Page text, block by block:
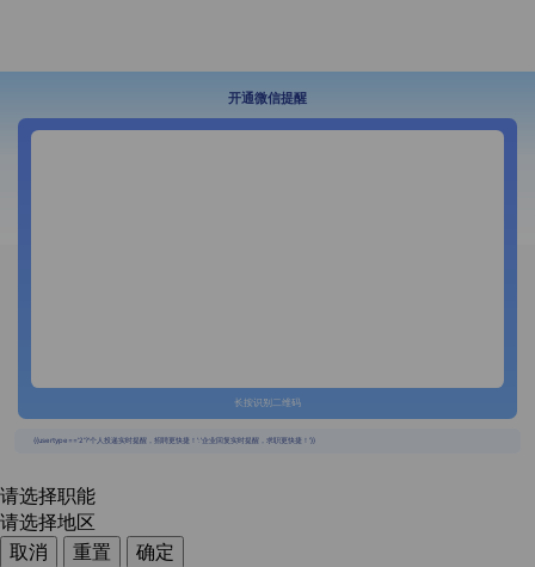
开通微信提醒
长按识别二维码
{{usertype=='2'?'个人投递实时提醒，招聘更快捷！':'企业回复实时提醒，求职更快捷！'}}
请选择职能
请选择地区
取消
重置
确定